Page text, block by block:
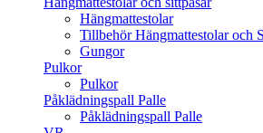
Hängmattestolar
Tillbehör Hängmattestolar och
Gungor
Pulkor
Pulkor
Påklädningspall Palle
Påklädningspall Palle